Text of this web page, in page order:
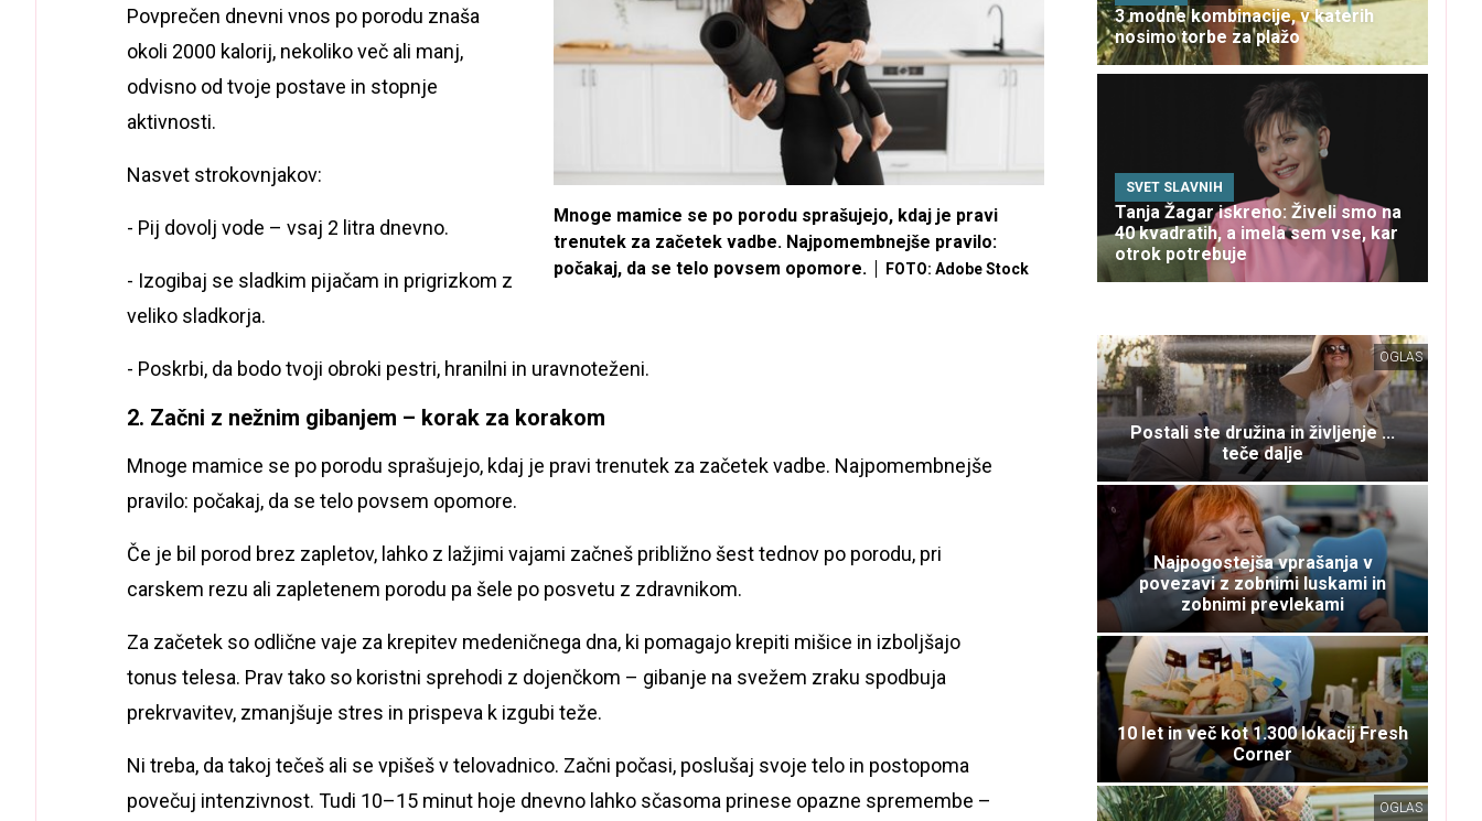
Mnoge mamice se po porodu sprašujejo, kdaj je pravi
trenutek za začetek vadbe. Najpomembnejše pravilo:
počakaj, da se telo povsem opomore.
FOTO: Adobe Stock
Povprečen dnevni vnos po porodu znaša
okoli 2000 kalorij, nekoliko več ali manj,
odvisno od tvoje postave in stopnje
aktivnosti.
Nasvet strokovnjakov:
- Pij dovolj vode – vsaj 2 litra dnevno.
- Izogibaj se sladkim pijačam in prigrizkom z
veliko sladkorja.
- Poskrbi, da bodo tvoji obroki pestri, hranilni in uravnoteženi.
2. Začni z nežnim gibanjem – korak za korakom
Mnoge mamice se po porodu sprašujejo, kdaj je pravi trenutek za začetek vadbe. Najpomembnejše
pravilo: počakaj, da se telo povsem opomore.
Če je bil porod brez zapletov, lahko z lažjimi vajami začneš približno šest tednov po porodu, pri
carskem rezu ali zapletenem porodu pa šele po posvetu z zdravnikom.
Za začetek so odlične vaje za krepitev medeničnega dna, ki pomagajo krepiti mišice in izboljšajo
tonus telesa. Prav tako so koristni sprehodi z dojenčkom – gibanje na svežem zraku spodbuja
prekrvavitev, zmanjšuje stres in prispeva k izgubi teže.
Ni treba, da takoj tečeš ali se vpišeš v telovadnico. Začni počasi, poslušaj svoje telo in postopoma
povečuj intenzivnost. Tudi 10–15 minut hoje dnevno lahko sčasoma prinese opazne spremembe –
3 modne kombinacije, v katerih
nosimo torbe za plažo
SVET SLAVNIH
Tanja Žagar iskreno: Živeli smo na
40 kvadratih, a imela sem vse, kar
otrok potrebuje
OGLAS
Postali ste družina in življenje ...
teče dalje
Najpogostejša vprašanja v
povezavi z zobnimi luskami in
zobnimi prevlekami
10 let in več kot 1.300 lokacij Fresh
Corner
OGLAS